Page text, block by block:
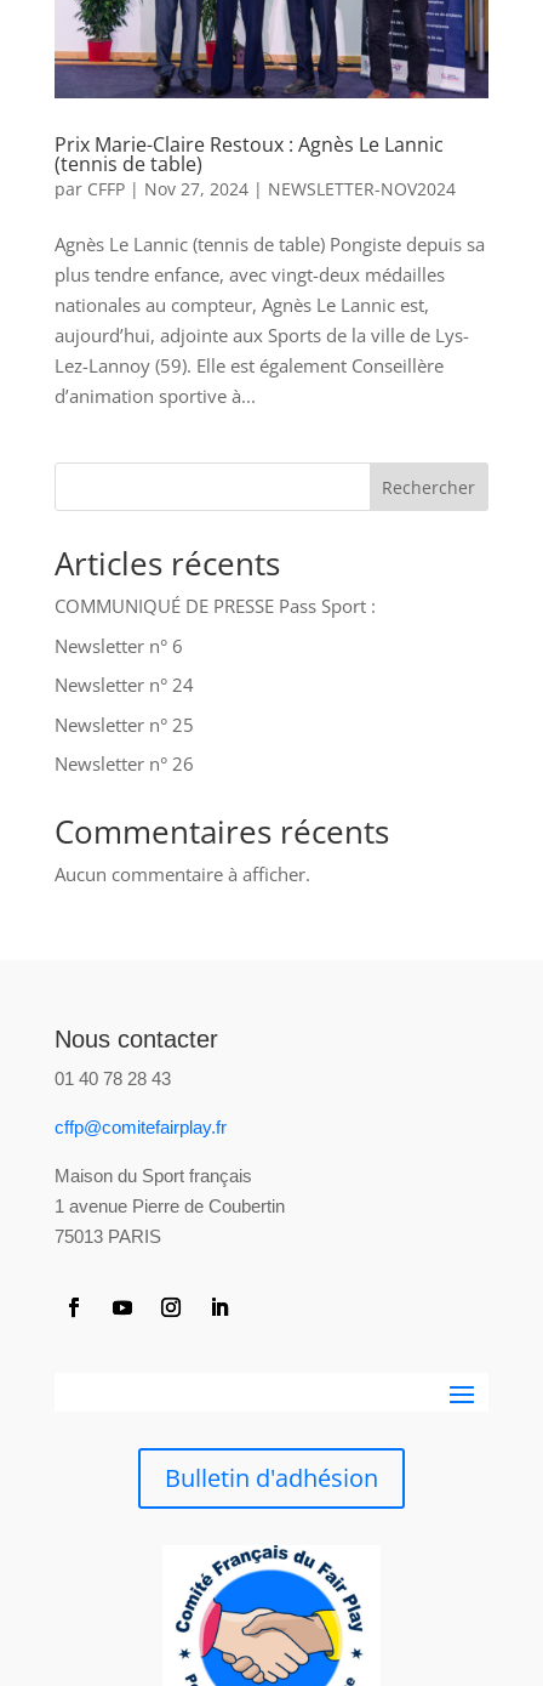
Prix Marie-Claire Restoux : Agnès Le Lannic
(tennis de table)
par CFFP| Nov 27, 2024| NEWSLETTER-NOV2024
Agnès Le Lannic (tennis de table) Pongiste depuis sa
plus tendre enfance, avec vingt-deux médailles
nationales au compteur, Agnès Le Lannic est,
aujourd’hui, adjointe aux Sports de la ville de Lys-
Lez-Lannoy (59). Elle est également Conseillère
d’animation sportive à...
Rechercher
Articles récents
COMMUNIQUÉ DE PRESSE Pass Sport :
Newsletter n° 6
Newsletter n° 24
Newsletter n° 25
Newsletter n° 26
Commentaires récents
Aucun commentaire à afficher.
Nous contacter
01 40 78 28 43
cffp@comitefairplay.fr
Maison du Sport français
1 avenue Pierre de Coubertin
75013 PARIS
Bulletin d'adhésion